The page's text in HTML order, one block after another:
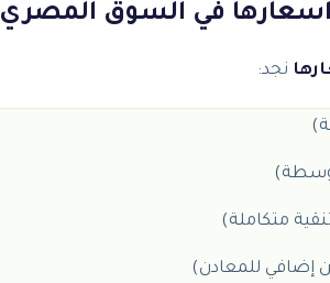
واسعارها في السوق المصري
نجد: